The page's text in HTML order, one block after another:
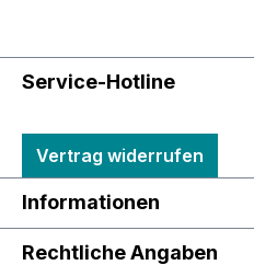
Service-Hotline
Vertrag widerrufen
Informationen
Rechtliche Angaben